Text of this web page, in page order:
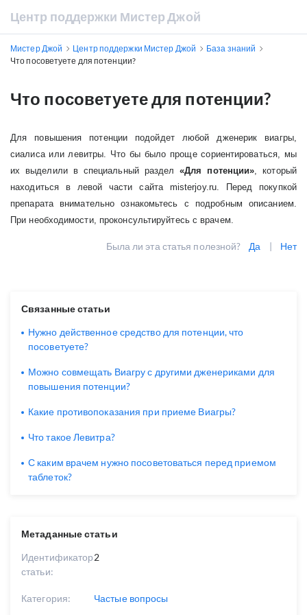
Центр поддержки Мистер Джой
Мистер Джой Центр поддержки Мистер Джой
База знаний
Что посоветуете для потенции?
Что посоветуете для потенции?
Для повышения потенции подойдет любой дженерик виагры,
сиалиса или левитры. Что бы было проще сориентироваться, мы
их выделили в специальный раздел«Для потенции», который
находиться в левой части сайта misterjoy.ru. Перед покупкой
препарата внимательно ознакомьтесь с подробным описанием.
При необходимости, проконсультируйтесь с врачем.
Была ли эта статья полезной? Да | Нет
Метаданные статьи
Идентификатор
статьи:
2
Категория: Частые вопросы
Связанные статьи
Нужно действенное средство для потенции, что
посоветуете?
Можно совмещать Виагру с другими дженериками для
повышения потенции?
Какие противопоказания при приеме Виагры?
Что такое Левитра?
С каким врачем нужно посоветоваться перед приемом
таблеток?